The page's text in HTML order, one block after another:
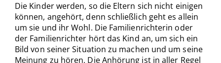
Die Kinder werden, so die Eltern sich nicht einigen
können, angehört, denn schließlich geht es allein
um sie und ihr Wohl. Die Familienrichterin oder
der Familienrichter hört das Kind an, um sich ein
Bild von seiner Situation zu machen und um seine
Meinung zu hören. Die Anhörung ist in aller Regel